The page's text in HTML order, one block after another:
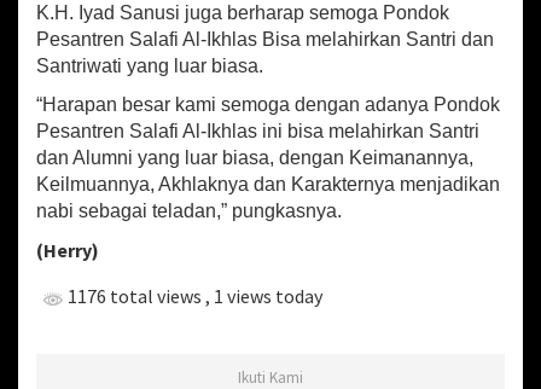
h
a
m
m
a
d
S
A
W
K.H. Iyad Sanusi juga berharap semoga Pondok
Pesantren Salafi Al-Ikhlas Bisa melahirkan Santri dan
Santriwati yang luar biasa.
“Harapan besar kami semoga dengan adanya Pondok
Pesantren Salafi Al-Ikhlas ini bisa melahirkan Santri
dan Alumni yang luar biasa, dengan Keimanannya,
Keilmuannya, Akhlaknya dan Karakternya menjadikan
nabi sebagai teladan,” pungkasnya.
(Herry)
1176 total views , 1 views today
Ikuti Kami